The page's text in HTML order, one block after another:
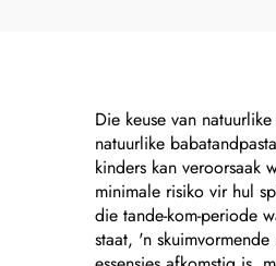
Die keuse van
natuurlike
kinders kan veroorsaak
minimale risiko vir hul
die tande-kom-periode
staat, 'n